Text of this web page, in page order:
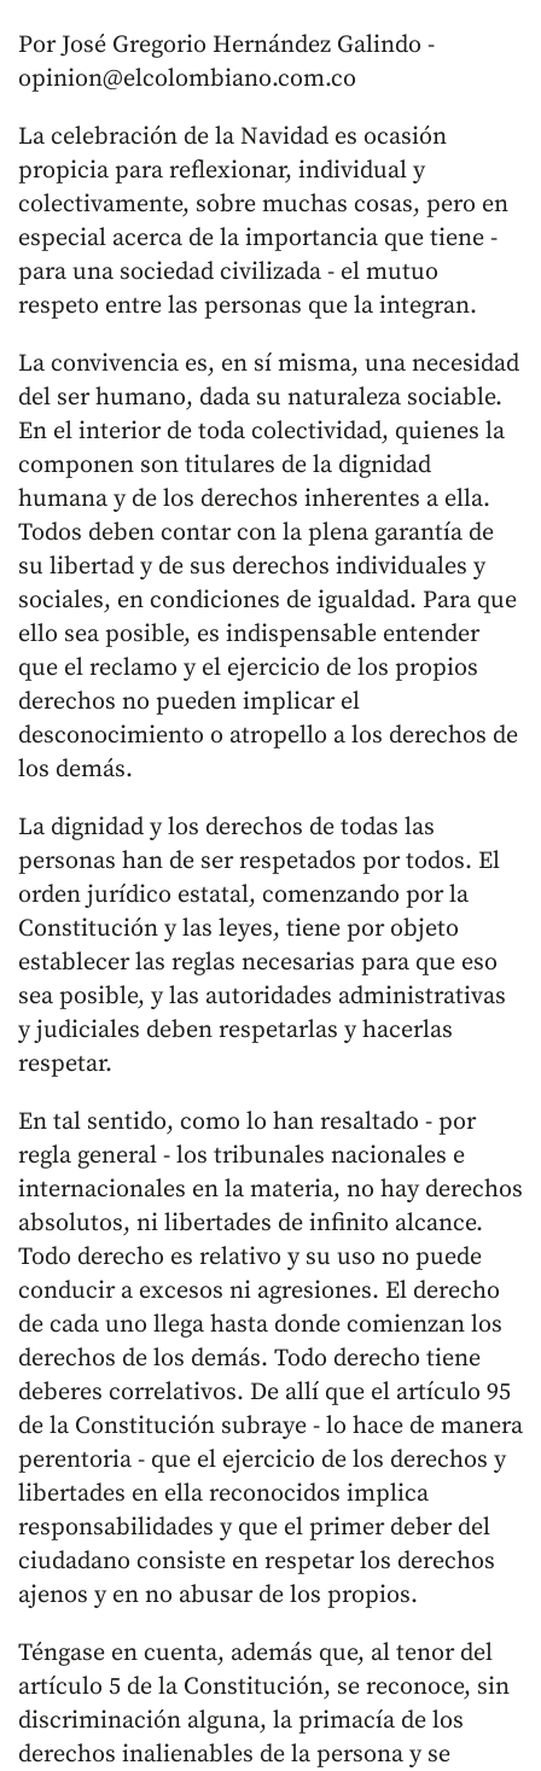
Por José Gregorio Hernández Galindo -
opinion@elcolombiano.com.co
La celebración de la Navidad es ocasión
propicia para reflexionar, individual y
colectivamente, sobre muchas cosas, pero en
especial acerca de la importancia que tiene -
para una sociedad civilizada - el mutuo
respeto entre las personas que la integran.
La convivencia es, en sí misma, una necesidad
del ser humano, dada su naturaleza sociable.
En el interior de toda colectividad, quienes la
componen son titulares de la dignidad
humana y de los derechos inherentes a ella.
Todos deben contar con la plena garantía de
su libertad y de sus derechos individuales y
sociales, en condiciones de igualdad. Para que
ello sea posible, es indispensable entender
que el reclamo y el ejercicio de los propios
derechos no pueden implicar el
desconocimiento o atropello a los derechos de
los demás.
La dignidad y los derechos de todas las
personas han de ser respetados por todos. El
orden jurídico estatal, comenzando por la
Constitución y las leyes, tiene por objeto
establecer las reglas necesarias para que eso
sea posible, y las autoridades administrativas
y judiciales deben respetarlas y hacerlas
respetar.
En tal sentido, como lo han resaltado - por
regla general - los tribunales nacionales e
internacionales en la materia, no hay derechos
absolutos, ni libertades de infinito alcance.
Todo derecho es relativo y su uso no puede
conducir a excesos ni agresiones. El derecho
de cada uno llega hasta donde comienzan los
derechos de los demás. Todo derecho tiene
deberes correlativos. De allí que el artículo 95
de la Constitución subraye - lo hace de manera
perentoria - que el ejercicio de los derechos y
libertades en ella reconocidos implica
responsabilidades y que el primer deber del
ciudadano consiste en respetar los derechos
ajenos y en no abusar de los propios.
Téngase en cuenta, además que, al tenor del
artículo 5 de la Constitución, se reconoce, sin
discriminación alguna, la primacía de los
derechos inalienables de la persona y se